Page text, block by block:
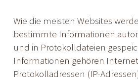
Wie die meisten Websites
bestimmte Informationen
und in Protokolldateien
Informationen gehören
Protokolladressen (IP-